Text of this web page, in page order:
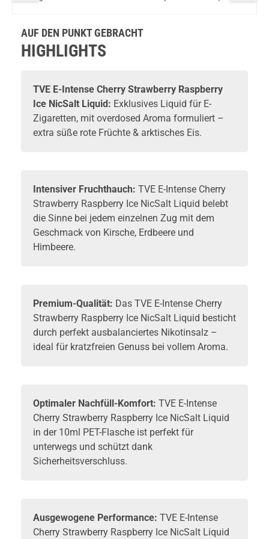
AUF DEN PUNKT GEBRACHT
HIGHLIGHTS
TVE E-Intense Cherry Strawberry Raspberry
Ice NicSalt Liquid: Exklusives Liquid für E-
Zigaretten, mit overdosed Aroma formuliert –
extra süße rote Früchte & arktisches Eis.
Intensiver Fruchthauch: TVE E-Intense Cherry
Strawberry Raspberry Ice NicSalt Liquid belebt
die Sinne bei jedem einzelnen Zug mit dem
Geschmack von Kirsche, Erdbeere und
Himbeere.
Premium-Qualität: Das TVE E-Intense Cherry
Strawberry Raspberry Ice NicSalt Liquid besticht
durch perfekt ausbalanciertes Nikotinsalz –
ideal für kratzfreien Genuss bei vollem Aroma.
Optimaler Nachfüll-Komfort: TVE E-Intense
Cherry Strawberry Raspberry Ice NicSalt Liquid
in der 10ml PET-Flasche ist perfekt für
unterwegs und schützt dank
Sicherheitsverschluss.
Ausgewogene Performance: TVE E-Intense
Cherry Strawberry Raspberry Ice NicSalt Liquid